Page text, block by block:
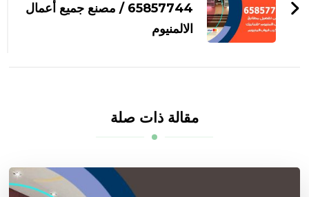
65857744 / مصنع جميع أعمال
الالمنيوم
مقالة ذات صلة